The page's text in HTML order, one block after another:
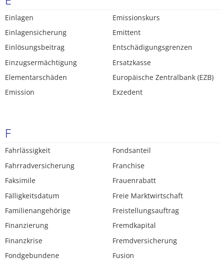
Einlagen
Einlagensicherung
Einlösungsbeitrag
Einzugsermächtigung
Elementarschäden
Emission
Emissionskurs
Emittent
Entschädigungsgrenzen
Ersatzkasse
Europäische Zentralbank (EZB)
Exzedent
F
Fahrlässigkeit
Fahrradversicherung
Faksimile
Fälligkeitsdatum
Familienangehörige
Finanzierung
Finanzkrise
Fondgebundene
Fondsanteil
Franchise
Frauenrabatt
Freie Marktwirtschaft
Freistellungsauftrag
Fremdkapital
Fremdversicherung
Fusion